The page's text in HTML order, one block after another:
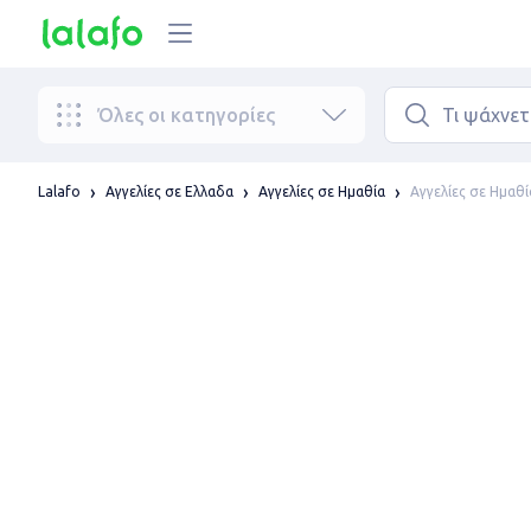
Όλες οι κατηγορίες
Lalafo Αγγελίες σε Ελλαδα Αγγελίες σε Ημαθία Αγγελίες σε